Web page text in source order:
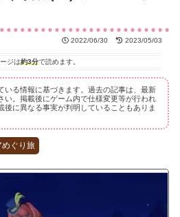
2022/06/30 2023/05/03
ジは約3分で読めます。
いる情報に基づきます。過去の記事は、最新
い。掲載後にゲーム内で仕様変更等が行われ
後に異なる事実が判明していることもありま
ぐり旅